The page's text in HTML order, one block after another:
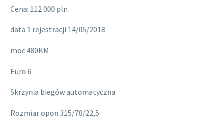
Cena: 112 000 pln
data 1 rejestracji 14/05/2018
moc 480KM
Euro 6
Skrzynia biegów automatyczna
Rozmiar opon 315/70/22,5